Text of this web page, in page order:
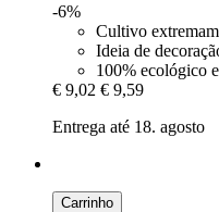
-6%
Cultivo
Ideia de
100% ecológico
€ 9,02 € 9,59
Entrega até 18. agosto
Carrinho